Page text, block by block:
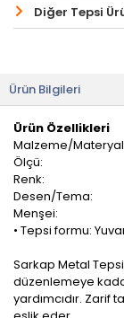
Diğer Tepsi
Ürün Bilgileri
Ürün Özellikleri
Malzeme/
Ölçü:
Renk:
Desen/Tema:
Menşei:
• Tepsi formu:
Sarkap Metal
düzenlemeye
yardımcıdır. Zarif